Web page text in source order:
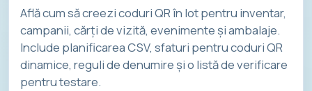
Află cum să creezi coduri QR în lot pentru inventar,
campanii, cărți de vizită, evenimente și ambalaje.
Include planificarea CSV, sfaturi pentru coduri QR
dinamice, reguli de denumire și o listă de verificare
pentru testare.